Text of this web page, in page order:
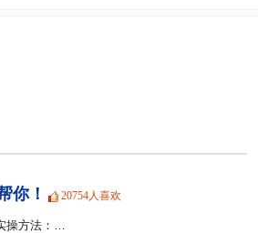
你！ 20754人喜欢
操方法：…